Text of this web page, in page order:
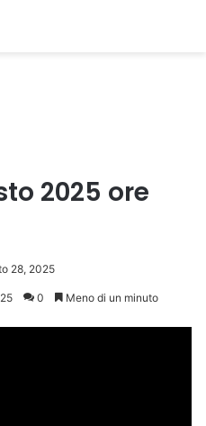
2025 ore
28, 2025
0 Meno di un minuto